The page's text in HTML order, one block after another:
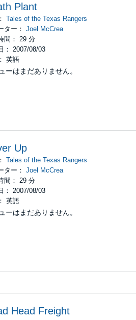
Plant
Tales of the Texas Rangers
ター：Joel McCrea
間： 29 分
： 2007/08/03
英語
ーはまだありません。
Up
Tales of the Texas Rangers
ター：Joel McCrea
間： 29 分
： 2007/08/03
英語
ーはまだありません。
Head Freight